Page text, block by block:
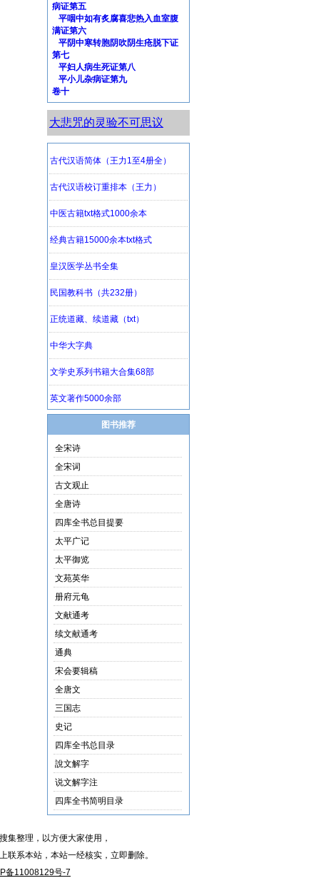
病证第五
平咽中如有炙腐喜悲热入血室腹
满证第六
平阴中寒转胞阴吹阴生疮脱下证
第七
平妇人病生死证第八
平小儿杂病证第九
卷十
大悲咒的灵验不可思议
图书推荐
全宋诗
全宋词
古文观止
全唐诗
四库全书总目提要
太平广记
太平御览
文苑英华
册府元龟
文献通考
续文献通考
通典
宋会要辑稿
全唐文
三国志
史记
四库全书总目录
說文解字
说文解字注
四库全书简明目录
集整理，以方便大家使用，
系本站，本站一经核实，立即删除。
备11008129号-7